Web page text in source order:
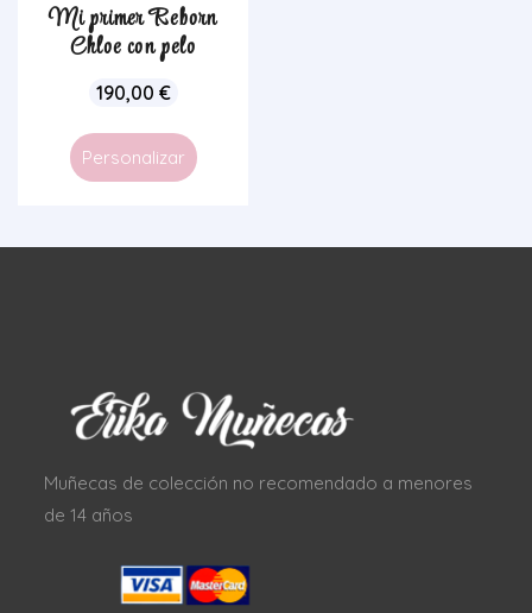
Mi primer Reborn
Chloe con pelo
190,00 €
Personalizar
Muñecas de colección no recomendado a menores
de 14 años